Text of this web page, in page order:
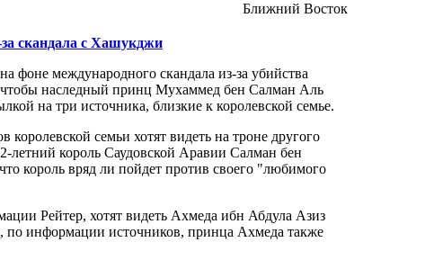
Ближний Восток
скандала с Хашукджи
фоне международного скандала из-за убийства
наследный принц Мухаммед бен Салман Аль
на три источника, близкие к королевской семье.
семьи хотят видеть на троне другого
летний король Саудовской Аравии Салман бен
король вряд ли пойдет против своего "любимого
Рейтер, хотят видеть Ахмеда ибн Абдула Азиз
по информации источников, принца Ахмеда также